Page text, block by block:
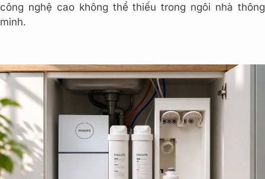
công nghệ cao không thể thiếu trong ngôi nhà thông
minh.